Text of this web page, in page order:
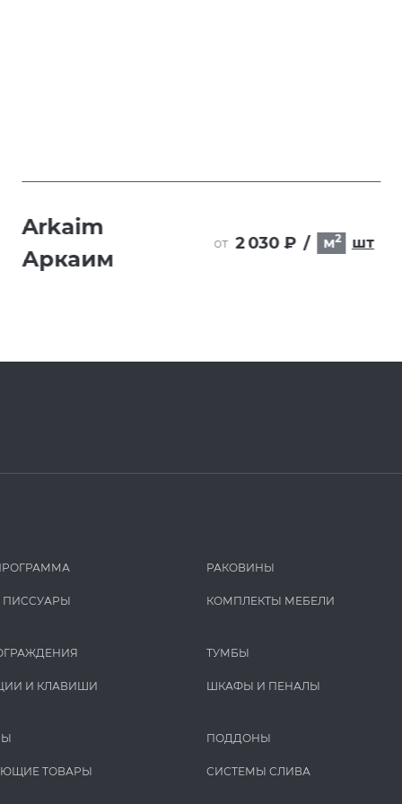
Arkaim
Аркаим
от 2 030 ₽ / м2 шт
И КЛАВИШИ
ТОВАРЫ
РАКОВИНЫ
КОМПЛЕКТЫ МЕБЕЛИ
ТУМБЫ
ШКАФЫ И ПЕНАЛЫ
ПОДДОНЫ
СИСТЕМЫ СЛИВА